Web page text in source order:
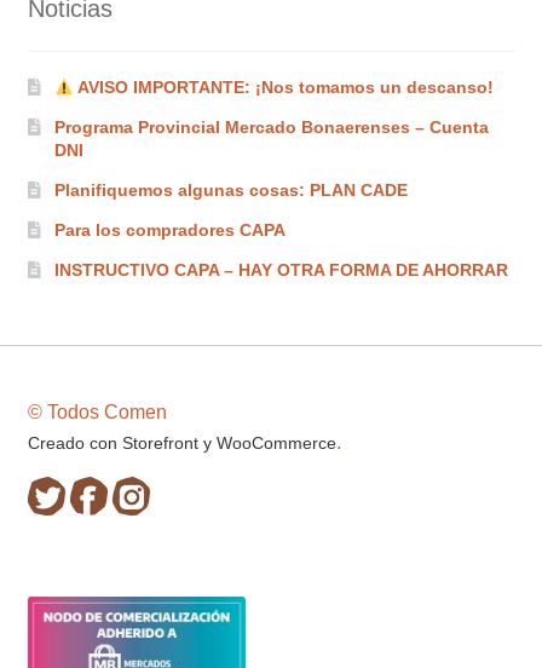
Noticias
AVISO IMPORTANTE: ¡Nos tomamos un descanso!
Programa Provincial Mercado Bonaerenses – Cuenta
DNI
Planifiquemos algunas cosas: PLAN CADE
Para los compradores CAPA
INSTRUCTIVO CAPA – HAY OTRA FORMA DE AHORRAR
© Todos Comen
Creado con Storefront y WooCommerce.